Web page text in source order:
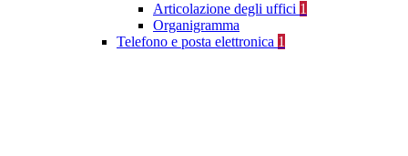
Articolazione degli uffici 1
Organigramma
Telefono e posta elettronica 1